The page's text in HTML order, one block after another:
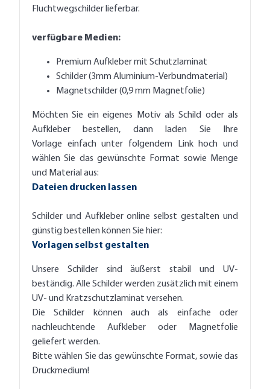
Fluchtwegschilder lieferbar.
verfügbare Medien:
Premium Aufkleber mit Schutzlaminat
Schilder (3mm Aluminium-Verbundmaterial)
Magnetschilder (0,9 mm Magnetfolie)
Möchten Sie ein eigenes Motiv als Schild oder als
Aufkleber bestellen, dann laden Sie Ihre
Vorlage einfach unter folgendem Link hoch und
wählen Sie das gewünschte Format sowie Menge
und Material aus:
Dateien drucken lassen
Schilder und Aufkleber online selbst gestalten und
günstig bestellen können Sie hier:
Vorlagen selbst gestalten
Unsere Schilder sind äußerst stabil und UV-
beständig. Alle Schilder werden zusätzlich mit einem
UV- und Kratzschutzlaminat versehen.
Die Schilder können auch als einfache oder
nachleuchtende Aufkleber oder Magnetfolie
geliefert werden.
Bitte wählen Sie das gewünschte Format, sowie das
Druckmedium!